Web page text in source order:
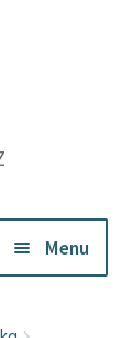
Menu